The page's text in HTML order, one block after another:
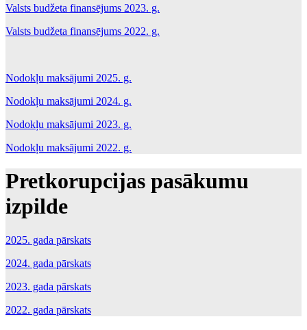
Valsts budžeta finansējums 2023. g.
Valsts budžeta finansējums 2022. g.
Nodokļu maksājumi 2025. g.
Nodokļu maksājumi 2024. g.
Nodokļu maksājumi 2023. g.
Nodokļu maksājumi 2022. g.
Pretkorupcijas pasākumu
izpilde
2025. gada pārskats
2024. gada pārskats
2023. gada pārskats
2022. gada pārskats